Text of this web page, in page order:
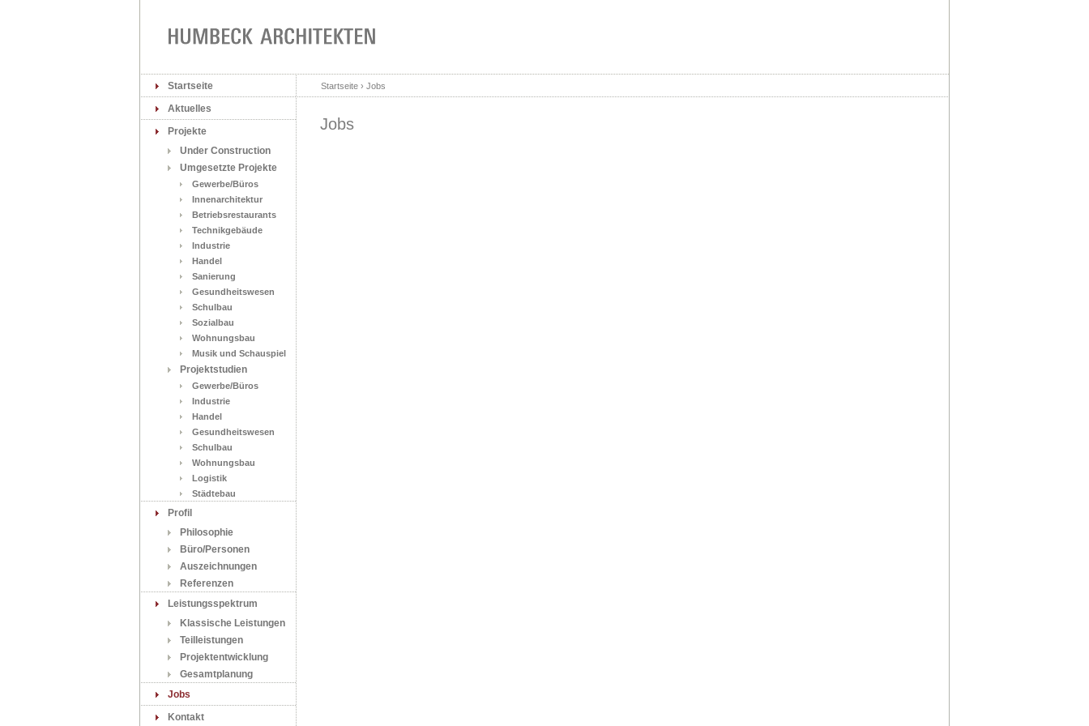
Startseite
Aktuelles
Projekte
Under Construction
Umgesetzte Projekte
Gewerbe/Büros
Innenarchitektur
Betriebsrestaurants
Technikgebäude
Industrie
Handel
Sanierung
Gesundheitswesen
Schulbau
Sozialbau
Wohnungsbau
Musik und Schauspiel
Projektstudien
Gewerbe/Büros
Industrie
Handel
Gesundheitswesen
Schulbau
Wohnungsbau
Logistik
Städtebau
Profil
Philosophie
Büro/Personen
Auszeichnungen
Referenzen
Leistungsspektrum
Klassische Leistungen
Teilleistungen
Projektentwicklung
Gesamtplanung
Jobs
Kontakt
Startseite › Jobs
Jobs